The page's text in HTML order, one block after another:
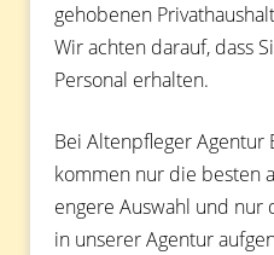
gehobenen
Wir achten darauf, dass
Personal erhalten.
Bei Altenpfleger Agentur
kommen nur die besten
engere Auswahl und
in unserer Agentur